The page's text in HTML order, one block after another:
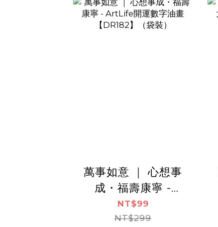
萬事如意 ｜ 心想事
成・福壽康寧 -
ArtLife開運數字油畫
【DR182】（袋裝）
NT$99
NT$299